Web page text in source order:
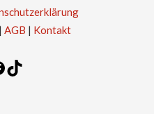
| AGB | Kontakt
Facebook